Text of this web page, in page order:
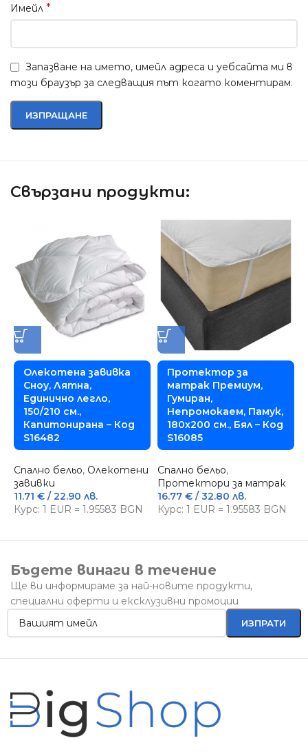
Имейл *
Запазване на името, имейл адреса и уебсайта ми в
този браузър за следващия път когато коментирам.
Свързани продукти:
Олекотена завивка
Сноу, Лятна,
Единично легло,
150/210 см.,
Капитонирана – Код
S16482
Спално бельо, Олекотени
завивки
11.71 € / 22.90 лв.
Курс: 1 EUR = 1.95583 BGN
Протектор за
матрак Премиум,
Гумиран,
Непромокаем, Памук,
180х200 см., Бял – Код
S16085
Спално бельо,
Протектори за матрак
16.77 €/ 32.80 лв.
Курс: 1 EUR = 1.95583 BGN
Бъдете винаги в течение
Ще ви информираме за най-новите продукти,
специални оферти и ексклузивни промоции